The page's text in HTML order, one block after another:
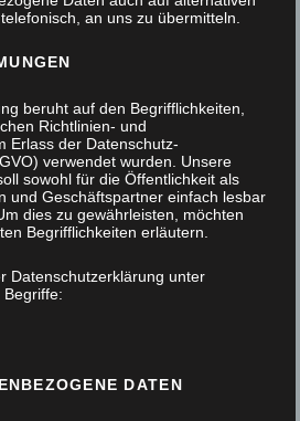
gestalten die
an uns zu übermitteln.
beruht auf den Begrifflichkeiten,
Richtlinien- und
Erlass der Datenschutz-
verwendet wurden. Unsere
sowohl für die Öffentlichkeit als
und Geschäftspartner einfach lesbar
dies zu gewährleisten, möchten
Begrifflichkeiten erläutern.
Datenschutzerklärung unter
DATEN